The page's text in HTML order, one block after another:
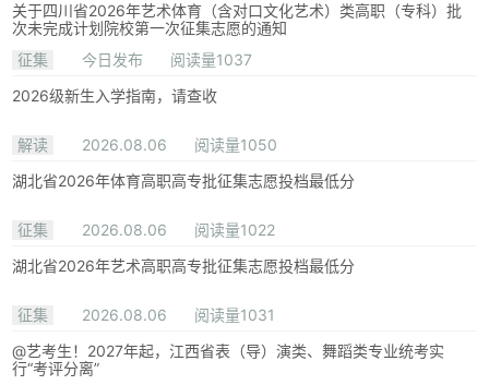
关于四川省2026年艺术体育（含对口文化艺术）类高职（专科）批
次未完成计划院校第一次征集志愿的通知
征集
今日发布
阅读量1037
2026级新生入学指南，请查收
解读 2026.08.06
阅读量1050
湖北省2026年体育高职高专批征集志愿投档最低分
征集 2026.08.06
阅读量1022
湖北省2026年艺术高职高专批征集志愿投档最低分
征集 2026.08.06
阅读量1031
@艺考生！2027年起，江西省表（导）演类、舞蹈类专业统考实
行“考评分离”